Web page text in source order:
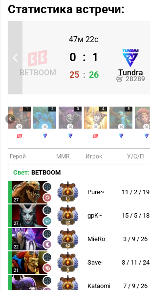
Статистика встречи:
47м 22с
BETBOOM Tundra
28289
0 : 1
25 : 26
1 2 3 4 5
Герой MMR Игрок У/С/П
Свет: BETBOOM
27 11
Pure~ 11 / 2 / 19
27 32
gpK~ 15 / 5 / 18
22 62
MieRo 3 / 9 / 26
21 5
Save- 3 / 11 / 24
Kataomi 7 / 9 / 26